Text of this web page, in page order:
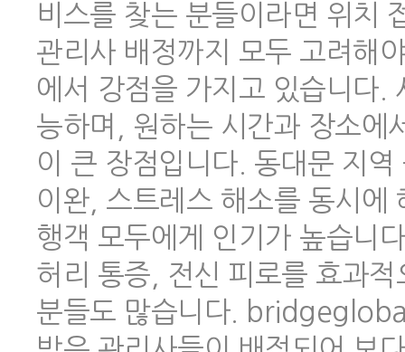
비스를 찾는 분들이라면 위치
관리사 배정까지 모두 고려해
에서 강점을 가지고 있습니다.
능하며, 원하는 시간과 장소에
이 큰 장점입니다. 동대문 지
이완, 스트레스 해소를 동시에
행객 모두에게 인기가 높습니
허리 통증, 전신 피로를 효과
분들도 많습니다.